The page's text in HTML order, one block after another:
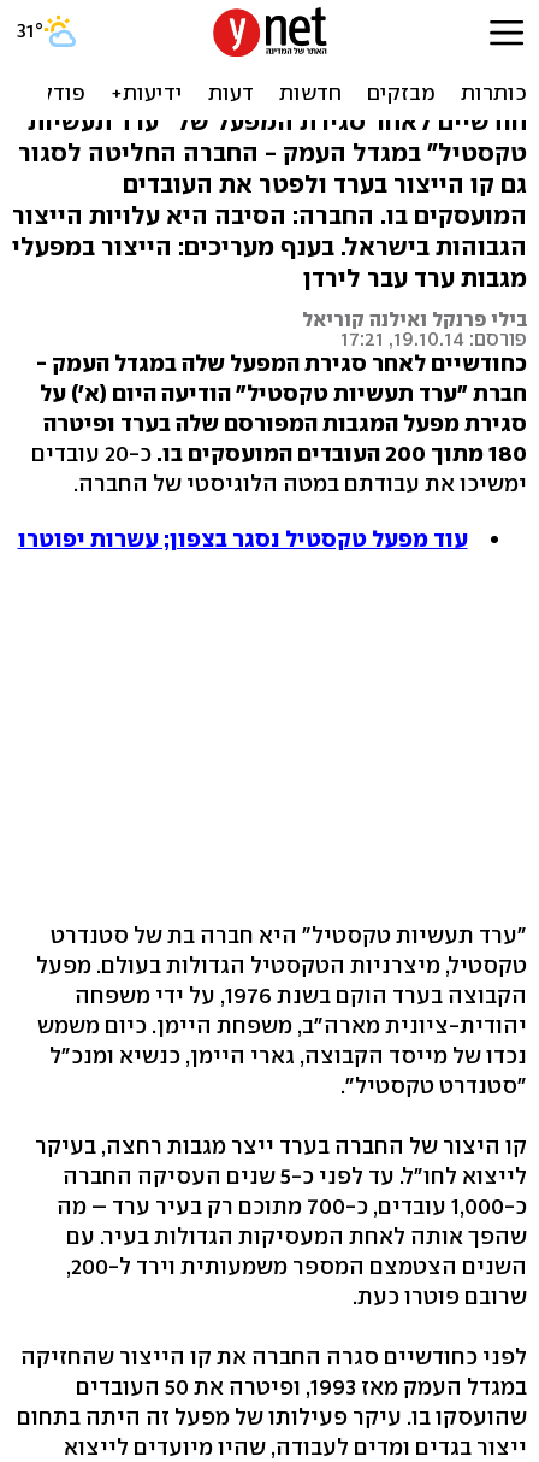
מפעל מגבות ערד נסגר; 180
עובדים פוטרו
חודשיים לאחר סגירת המפעל של "ערד תעשיות
טקסטיל" במגדל העמק - החברה החליטה לסגור
גם קו הייצור בערד ולפטר את העובדים
המועסקים בו. החברה: הסיבה היא עלויות הייצור
הגבוהות בישראל. בענף מעריכים: הייצור במפעלי
מגבות ערד עבר לירדן
בילי פרנקל ואילנה קוריאל
פורסם: 19.10.14, 17:21
כחודשיים לאחר סגירת המפעל שלה במגדל העמק -
חברת "ערד תעשיות טקסטיל" הודיעה היום (א') על
סגירת מפעל המגבות המפורסם שלה בערד ופיטרה
180 מתוך 200 העובדים המועסקים בו.
כ-20 עובדים
ימשיכו את עבודתם במטה הלוגיסטי של החברה.
עוד מפעל טקסטיל נסגר בצפון; עשרות יפוטרו
"ערד תעשיות טקסטיל" היא חברה בת של סטנדרט
טקסטיל, מיצרניות הטקסטיל הגדולות בעולם. מפעל
הקבוצה בערד הוקם בשנת 1976, על ידי משפחה
יהודית-ציונית מארה"ב, משפחת היימן. כיום משמש
נכדו של מייסד הקבוצה, גארי היימן, כנשיא ומנכ"ל
"סטנדרט טקסטיל".
קו היצור של החברה בערד ייצר מגבות רחצה, בעיקר
לייצוא לחו"ל. עד לפני כ-5 שנים העסיקה החברה
כ-1,000 עובדים, כ-700 מתוכם רק בעיר ערד – מה
שהפך אותה לאחת המעסיקות הגדולות בעיר. עם
השנים הצטמצם המספר משמעותית וירד ל-200,
שרובם פוטרו כעת.
לפני כחודשיים סגרה החברה את קו הייצור שהחזיקה
במגדל העמק מאז 1993, ופיטרה את 50 העובדים
שהועסקו בו. עיקר פעילותו של מפעל זה היתה בתחום
ייצור בגדים ומדים לעבודה, שהיו מיועדים לייצוא